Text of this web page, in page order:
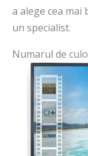
a alege cea mai
un specialist.
Numarul de